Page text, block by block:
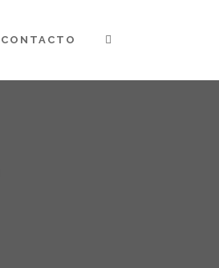
CONTACTO